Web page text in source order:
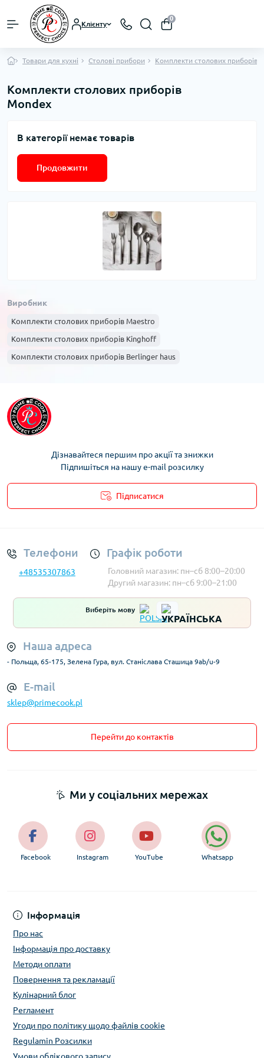
Клієнту
0
Товари для кухні Столові прибори Комплекти столових приборів
Комплекти столових приборів
Mondex
В категорії немає товарів
Продовжити
Виробник
Комплекти столових приборів Maestro
Комплекти столових приборів Kinghoff
Комплекти столових приборів Berlinger haus
Дізнавайтеся першим про акції та знижки
Підпишіться на нашу e-mail розсилку
Підписатися
Телефони
+48535307863
Графік роботи
Головний магазин: пн–сб 8:00–20:00
Другий магазин: пн–сб 9:00–21:00
Виберіть мову
Наша адреса
- Польща, 65-175, Зелена Гура, вул. Станіслава Сташица 9ab/u-9
E-mail
sklep@primecook.pl
Перейти до контактів
Інформація
Про нас
Інформація про доставку
Методи оплати
Повернення та рекламації
Кулінарний блог
Регламент
Угоди про політику щодо файлів cookie
Regulamin Розсилки
Ми у соціальних мережах
Facebook Instagram YouTube Whatsapp